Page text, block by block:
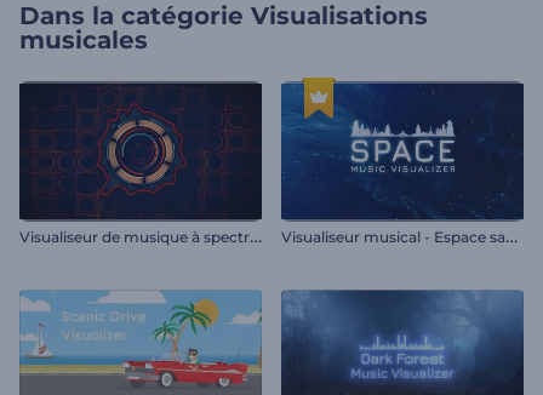
Dans la catégorie Visualisations
musicales
V
isualiseur de musique à spectre audio plat V
isualiseur musical - Espace sans fin